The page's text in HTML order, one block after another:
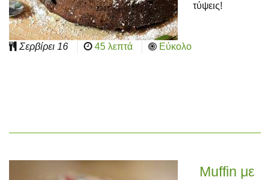
τύψεις!
Σερβίρει 16 45 λεπτά Εύκολο
Muffin με